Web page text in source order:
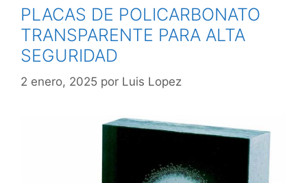
PLACAS DE POLICARBONATO
TRANSPARENTE PARA ALTA
SEGURIDAD
2 enero, 2025 por Luis Lopez